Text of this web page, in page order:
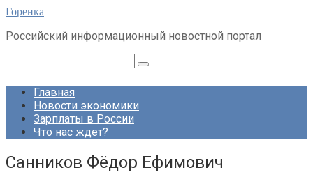
Перейти
контенту
Горенка
Российский информационный новостной портал
Главная
Новости экономики
Зарплаты в России
Что нас ждет?
Санников Фёдор Ефимович